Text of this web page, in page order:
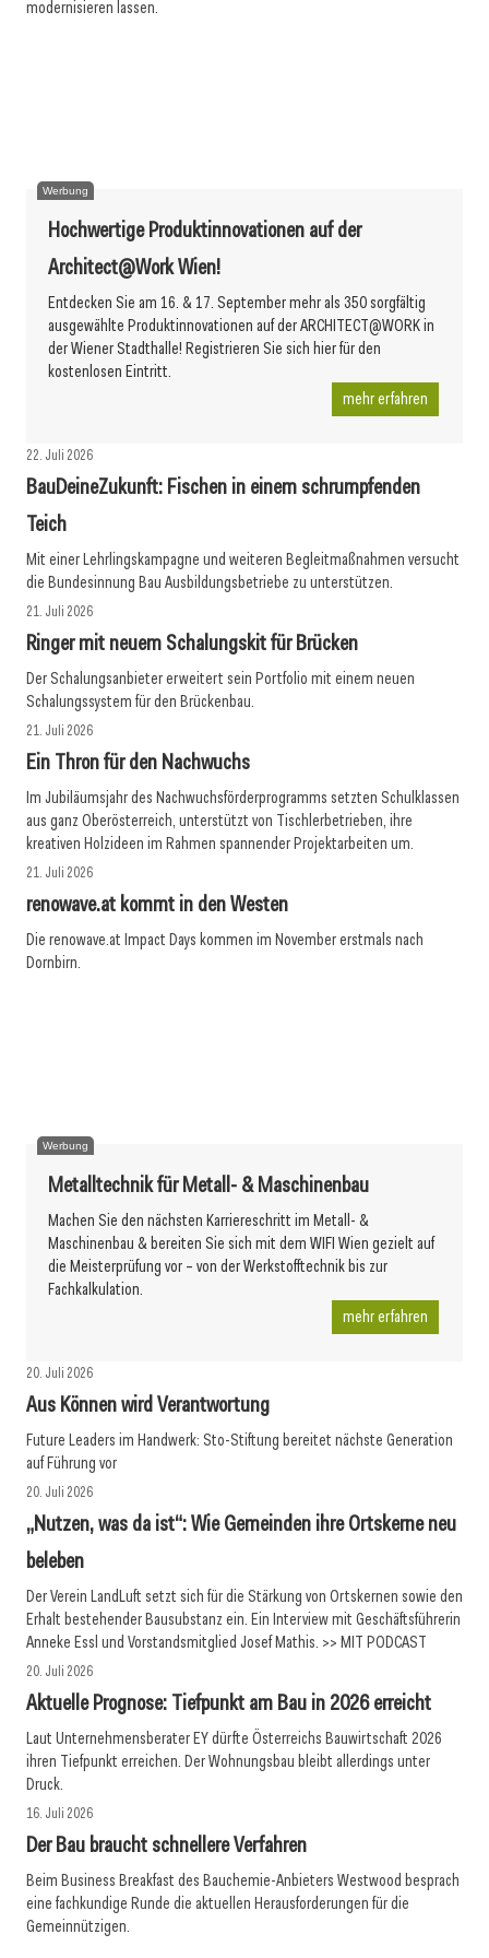
modernisieren lassen.
Werbung
Hochwertige Produktinnovationen auf der
Architect@Work Wien!
Entdecken Sie am 16. & 17. September mehr als 350 sorgfältig
ausgewählte Produktinnovationen auf der ARCHITECT@WORK in
der Wiener Stadthalle! Registrieren Sie sich hier für den
kostenlosen Eintritt.
mehr erfahren
22. Juli 2026
BauDeineZukunft: Fischen in einem schrumpfenden
Teich
Mit einer Lehrlingskampagne und weiteren Begleitmaßnahmen versucht
die Bundesinnung Bau Ausbildungsbetriebe zu unterstützen.
21. Juli 2026
Ringer mit neuem Schalungskit für Brücken
Der Schalungsanbieter erweitert sein Portfolio mit einem neuen
Schalungssystem für den Brückenbau.
21. Juli 2026
Ein Thron für den Nachwuchs
Im Jubiläumsjahr des Nachwuchsförderprogramms setzten Schulklassen
aus ganz Oberösterreich, unterstützt von Tischlerbetrieben, ihre
kreativen Holzideen im Rahmen spannender Projektarbeiten um.
21. Juli 2026
renowave.at kommt in den Westen
Die renowave.at Impact Days kommen im November erstmals nach
Dornbirn.
Werbung
Metalltechnik für Metall- & Maschinenbau
Machen Sie den nächsten Karriereschritt im Metall- &
Maschinenbau & bereiten Sie sich mit dem WIFI Wien gezielt auf
die Meisterprüfung vor – von der Werkstofftechnik bis zur
Fachkalkulation.
mehr erfahren
20. Juli 2026
Aus Können wird Verantwortung
Future Leaders im Handwerk: Sto-Stiftung bereitet nächste Generation
auf Führung vor
20. Juli 2026
„Nutzen, was da ist“: Wie Gemeinden ihre Ortskerne neu
beleben
Der Verein LandLuft setzt sich für die Stärkung von Ortskernen sowie den
Erhalt bestehender Bausubstanz ein. Ein Interview mit Geschäftsführerin
Anneke Essl und Vorstandsmitglied Josef Mathis. >> MIT PODCAST
20. Juli 2026
Aktuelle Prognose: Tiefpunkt am Bau in 2026 erreicht
Laut Unternehmensberater EY dürfte Österreichs Bauwirtschaft 2026
ihren Tiefpunkt erreichen. Der Wohnungsbau bleibt allerdings unter
Druck.
16. Juli 2026
Der Bau braucht schnellere Verfahren
Beim Business Breakfast des Bauchemie-Anbieters Westwood besprach
eine fachkundige Runde die aktuellen Herausforderungen für die
Gemeinnützigen.